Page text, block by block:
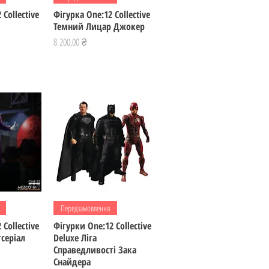
Collective
Фігурка One:12 Collective
Темний Лицар Джокер
Ціна
8 200,00 ₴
Collective
Швидкий перегляд
Передзамовлення
Фігурки One:12 Collective
Deluxe Ліга
Справедливості Зака
Снайдера